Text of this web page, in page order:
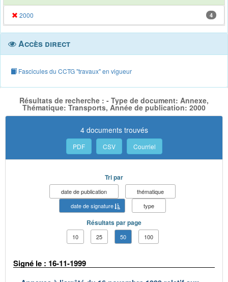
2000 4
Accès direct
Fascicules du CCTG "travaux" en vigueur
Résultats de recherche : - Type de document: Annexe,
Thématique: Transports, Année de publication: 2000
4 documents trouvés
PDF CSV Courriel
Tri par
date de publication
thématique
date de signature
type
Résultats par page
10 25 50 100
Signé le : 16-11-1999